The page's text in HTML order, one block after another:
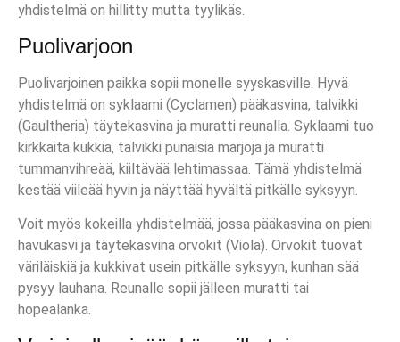
yhdistelmä on hillitty mutta tyylikäs.
Puolivarjoon
Puolivarjoinen paikka sopii monelle syyskasville. Hyvä
yhdistelmä on syklaami (Cyclamen) pääkasvina, talvikki
(Gaultheria) täytekasvina ja muratti reunalla. Syklaami tuo
kirkkaita kukkia, talvikki punaisia marjoja ja muratti
tummanvihreää, kiiltävää lehtimassaa. Tämä yhdistelmä
kestää viileää hyvin ja näyttää hyvältä pitkälle syksyyn.
Voit myös kokeilla yhdistelmää, jossa pääkasvina on pieni
havukasvi ja täytekasvina orvokit (Viola). Orvokit tuovat
väriläiskiä ja kukkivat usein pitkälle syksyyn, kunhan sää
pysyy lauhana. Reunalle sopii jälleen muratti tai
hopealanka.